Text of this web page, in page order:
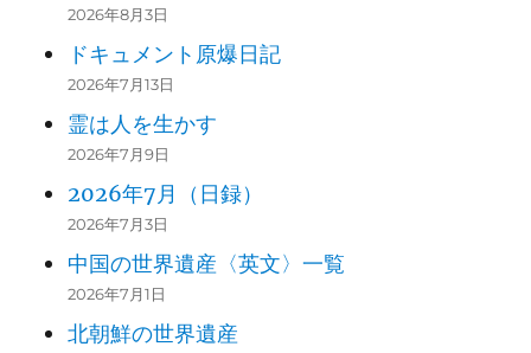
2026年8月3日
ドキュメント原爆日記
2026年7月13日
霊は人を生かす
2026年7月9日
2026年7月（日録）
2026年7月3日
中国の世界遺産〈英文〉一覧
2026年7月1日
北朝鮮の世界遺産